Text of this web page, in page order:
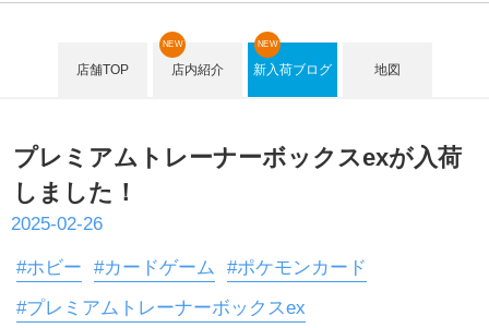
店舗TOP 店内紹介
NEW
新入荷ブログ
NEW
地図
プレミアムトレーナーボックスexが入荷
しました！
2025-02-26
#ホビー #カードゲーム
#ポケモンカード
#プレミアムトレーナーボックスex